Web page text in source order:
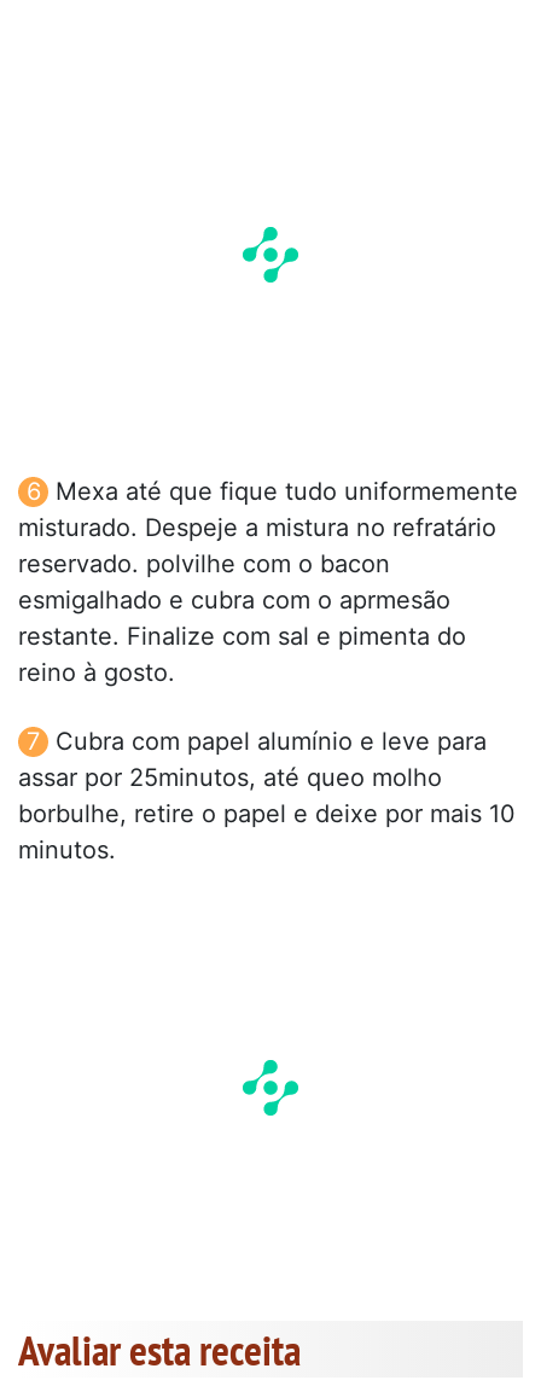
Mexa até que fique tudo uniformemente
misturado. Despeje a mistura no refratário
reservado. polvilhe com o bacon
esmigalhado e cubra com o aprmesão
restante. Finalize com sal e pimenta do
reino à gosto.
Cubra com papel alumínio e leve para
assar por 25minutos, até queo molho
borbulhe, retire o papel e deixe por mais 10
minutos.
Avaliar esta receita